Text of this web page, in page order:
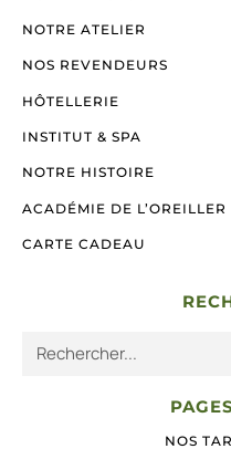
NOTRE ATELIER
NOS REVENDEURS
HÔTELLERIE
INSTITUT & SPA
NOTRE HISTOIRE
ACADÉMIE DE L’OREILLER
CARTE CADEAU
NOS